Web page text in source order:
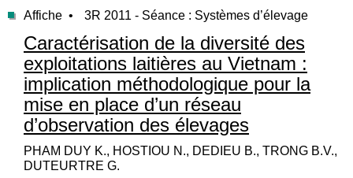
Affiche • 3R 2011 - Séance : Systèmes d’élevage
Caractérisation de la diversité des
exploitations laitières au Vietnam :
implication méthodologique pour la
mise en place d’un réseau
d’observation des élevages
PHAM DUY K., HOSTIOU N., DEDIEU B., TRONG B.V.,
DUTEURTRE G.